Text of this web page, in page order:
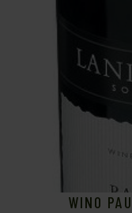
WINO